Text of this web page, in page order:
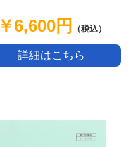
￥6,600円 （税込）
詳細はこちら